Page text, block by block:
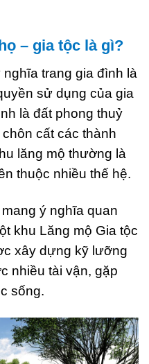
– gia tộc là gì?
trang gia đình là
sử dụng của gia
là đất phong thuỷ
cất các thành
lăng mộ thường là
thuộc nhiều thế hệ.
ý nghĩa quan
khu Lăng mộ Gia tộc
xây dựng kỹ lưỡng
nhiều tài vận, gặp
sống.